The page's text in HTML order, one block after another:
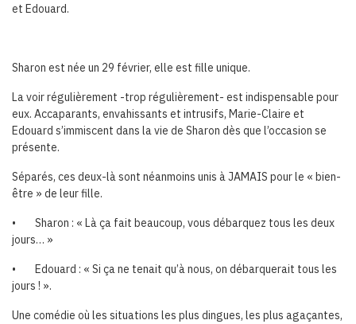
et Edouard.
Sharon est née un 29 février, elle est fille unique.
La voir régulièrement -trop régulièrement- est indispensable pour
eux. Accaparants, envahissants et intrusifs, Marie-Claire et
Edouard s’immiscent dans la vie de Sharon dès que l’occasion se
présente.
Séparés, ces deux-là sont néanmoins unis à JAMAIS pour le « bien-
être » de leur fille.
• Sharon : « Là ça fait beaucoup, vous débarquez tous les deux
jours… »
• Edouard : « Si ça ne tenait qu’à nous, on débarquerait tous les
jours ! ».
Une comédie où les situations les plus dingues, les plus agaçantes,